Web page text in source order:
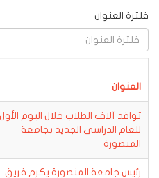
فلترة العنوان
العنوان
توافد آلاف الطلاب خلال اليوم الأول
للعام الدراسى الجديد بجامعة
المنصورة
رئيس جامعة المنصورة يكرم فريق